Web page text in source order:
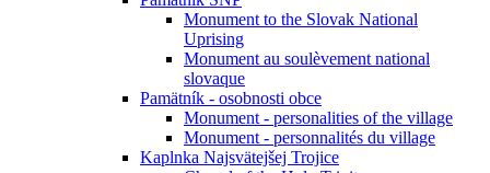
Monument to the Slovak National
Uprising
Monument au soulèvement national
slovaque
Pamätník - osobnosti obce
Monument - personalities of the village
Monument - personnalités du village
Kaplnka Najsvätejšej Trojice